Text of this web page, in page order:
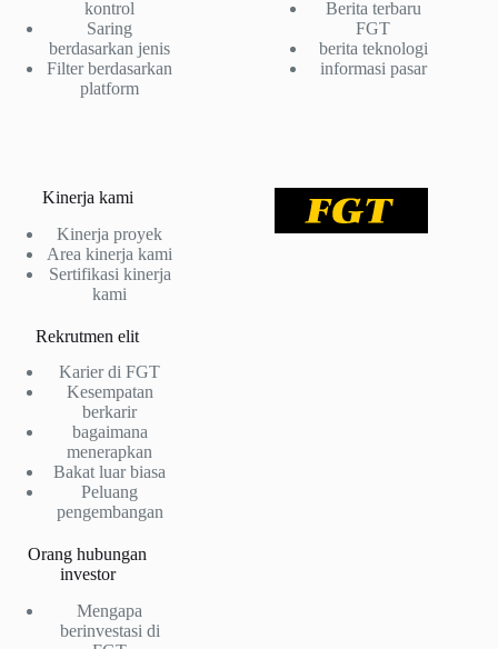
kontrol
Saring
berdasarkan jenis
Filter berdasarkan
platform
Berita terbaru
FGT
berita teknologi
informasi pasar
Kinerja kami
Kinerja proyek
Area kinerja kami
Sertifikasi kinerja
kami
Rekrutmen elit
Karier di FGT
Kesempatan
berkarir
bagaimana
menerapkan
Bakat luar biasa
Peluang
pengembangan
Orang hubungan
investor
Mengapa
berinvestasi di